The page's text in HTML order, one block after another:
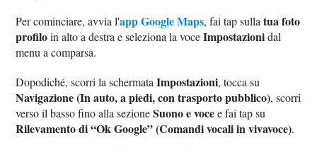
Per cominciare, avvia l'app Google Maps, fai tap sullatua foto
profiloin alto a destra e seleziona la voceImpostazionidal
menu a comparsa.
Dopodiché, scorri la schermataImpostazioni, tocca su
Navigazione (In auto, a piedi, con trasporto pubblico), scorri
verso il basso fino alla sezioneSuono e vocee fai tap su
Rilevamento di “Ok Google” (Comandi vocali in vivavoce).